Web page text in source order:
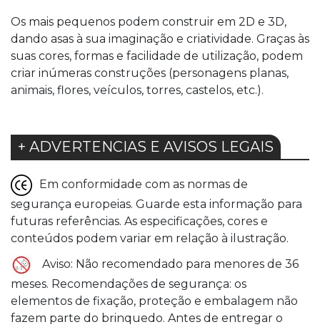
Os mais pequenos podem construir em 2D e 3D,
dando asas à sua imaginação e criatividade. Graças às
suas cores, formas e facilidade de utilização, podem
criar inúmeras construções (personagens planas,
animais, flores, veículos, torres, castelos, etc.).
+ ADVERTENCIAS E AVISOS LEGAIS
Em conformidade com as normas de
segurança europeias. Guarde esta informação para
futuras referências. As especificações, cores e
conteúdos podem variar em relação à ilustração.
Aviso: Não recomendado para menores de 36
meses. Recomendações de segurança: os
elementos de fixação, proteção e embalagem não
fazem parte do brinquedo. Antes de entregar o